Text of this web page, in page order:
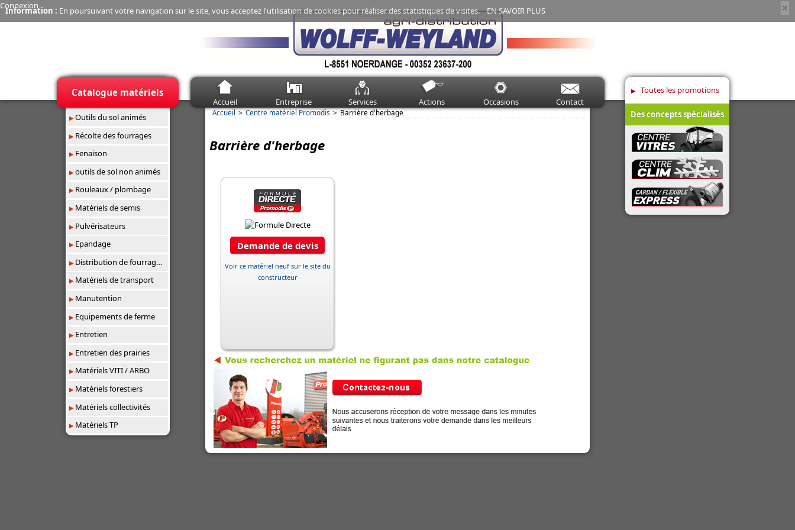
×
Information : En poursuivant votre navigation sur le site, vous acceptez l'utilisation de cookies pour réaliser des statistiques de visites.EN SAVOIR PLUS
Connexion
Accueil Entreprise Services Actions Occasions Contact
Catalogue matériels
Outils du sol animés
Récolte des fourrages
Fenaison
outils de sol non animés
Rouleaux / plombage
Matériels de semis
Pulvérisateurs
Epandage
Distribution de fourrages/paillage
Matériels de transport
Manutention
Equipements de ferme
Entretien
Entretien des prairies
Matériels VITI / ARBO
Matériels forestiers
Matériels collectivités
Matériels TP
Accueil Centre matériel Promodis Barrière d'herbage
Barrière d'herbage
Demande de devis
Voir ce matériel neuf sur le site du
constructeur
Toutes les promotions
Des concepts spécialisés